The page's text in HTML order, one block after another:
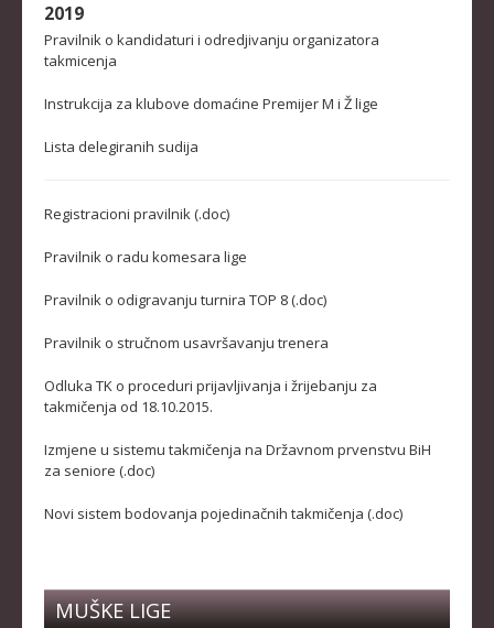
JUNIORI
KADETKINJE
MLAĐI KADETI
DOKUMENTI
KALENDARI I RASPOREDI
OPŠTI DOKUMENTI
2019
Pravilnik o kandidaturi i odredjivanju organizatora
takmicenja
Instrukcija za klubove domaćine Premijer M i Ž lige
Lista delegiranih sudija
Registracioni pravilnik (.doc)
Pravilnik o radu komesara lige
Pravilnik o odigravanju turnira TOP 8 (.doc)
Pravilnik o stručnom usavršavanju trenera
Odluka TK o proceduri prijavljivanja i žrijebanju za
takmičenja od 18.10.2015.
Izmjene u sistemu takmičenja na Državnom prvenstvu BiH
za seniore (.doc)
Novi sistem bodovanja pojedinačnih takmičenja (.doc)
MUŠKE LIGE